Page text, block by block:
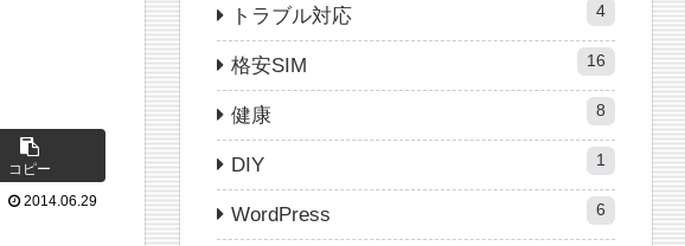
コピー
2014.06.29
トラブル対応 4
格安SIM 16
健康 8
DIY 1
WordPress 6